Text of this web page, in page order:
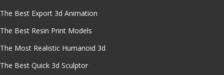
The Best Export 3d Animation
The Best Resin Print Models
The Most Realistic Humanoid 3d
The Best Quick 3d Sculptor